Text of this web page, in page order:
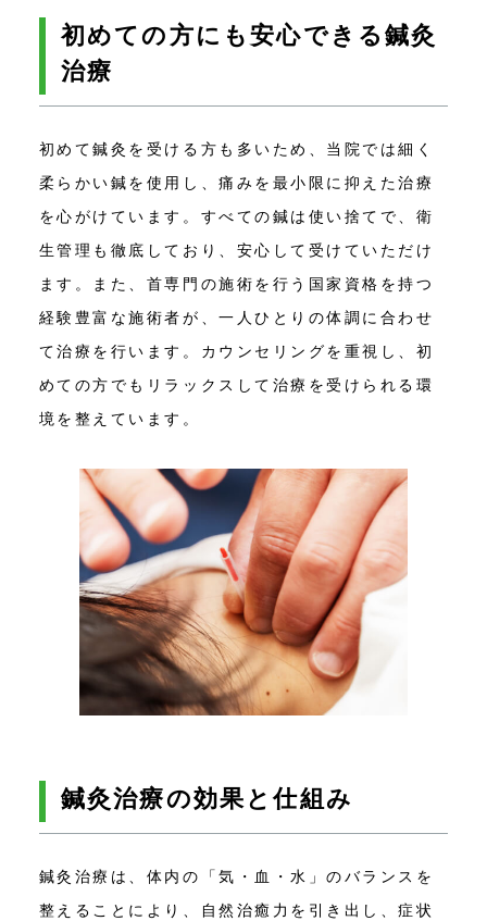
初めての方にも安心できる鍼灸
治療
初めて鍼灸を受ける方も多いため、当院では細く
柔らかい鍼を使用し、痛みを最小限に抑えた治療
を心がけています。すべての鍼は使い捨てで、衛
生管理も徹底しており、安心して受けていただけ
ます。また、首専門の施術を行う国家資格を持つ
経験豊富な施術者が、一人ひとりの体調に合わせ
て治療を行います。カウンセリングを重視し、初
めての方でもリラックスして治療を受けられる環
境を整えています。
鍼灸治療の効果と仕組み
鍼灸治療は、体内の「気・血・水」のバランスを
整えることにより、自然治癒力を引き出し、症状